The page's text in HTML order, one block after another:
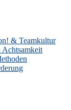
& Teamkultur
Achtsamkeit